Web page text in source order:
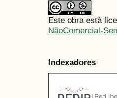
Este obra está
NãoComercial-
Indexadores